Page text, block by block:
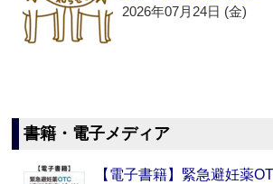
2026年07月24日 (金)
書籍・電子メディア
【電子書籍】緊急避妊薬